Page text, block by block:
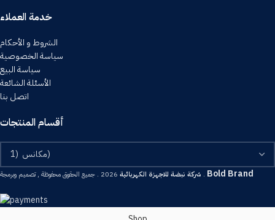
خدمة العملاء
الشروط و الأحكام
سياسة الخصوصية
سياسة البيع
الأسئلة الشائعة
اتصل بنا
أقسام المنتجات
شركة نبضة للاجهزة الكهربائية 2026 . جميع الحقوق محفوظة , تصميم وبرمجة . Bold Brand